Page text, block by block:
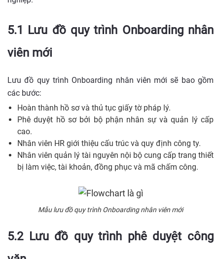
5.1 Lưu đồ quy trình Onboarding nhân
viên mới
Lưu đồ quy trình Onboarding nhân viên mới sẽ bao gồm
các bước:
Hoàn thành hồ sơ và thủ tục giấy tờ pháp lý.
Phê duyệt hồ sơ bởi bộ phận nhân sự và quản lý cấp
cao.
Nhân viên HR giới thiệu cấu trúc và quy định công ty.
Nhân viên quản lý tài nguyên nội bộ cung cấp trang thiết
bị làm việc, tài khoản, đồng phục và mã chấm công.
Mẫu lưu đồ quy trình Onboarding nhân viên mới
5.2 Lưu đồ quy trình phê duyệt công